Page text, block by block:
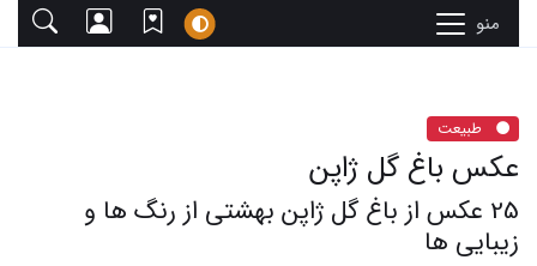
منو
طبیعت
عکس باغ گل ژاپن
25 عکس از باغ گل ژاپن بهشتی از رنگ ها و
زیبایی ها